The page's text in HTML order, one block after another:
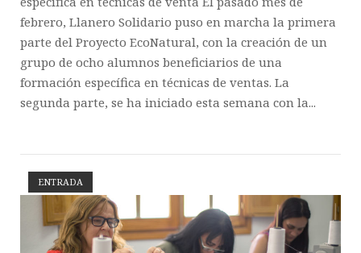
febrero, Llanero Solidario puso en marcha la primera
parte del Proyecto EcoNatural, con la creación de un
grupo de ocho alumnos beneficiarios de una
formación específica en técnicas de ventas. La
segunda parte, se ha iniciado esta semana con la...
ENTRADA
Abrir la entrada